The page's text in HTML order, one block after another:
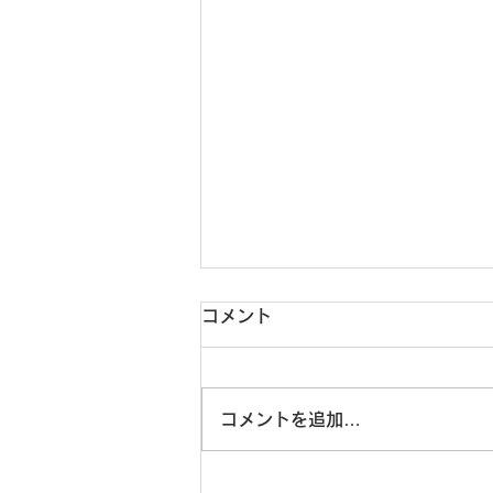
夏季休診のお知らせ
（木曜日）までは夏休みのため休
診とさせていただきます。
コメント
コメントを追加…